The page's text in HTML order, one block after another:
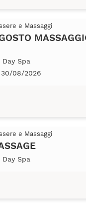
e Massaggi
Spa
08/2026
e Massaggi
Spa